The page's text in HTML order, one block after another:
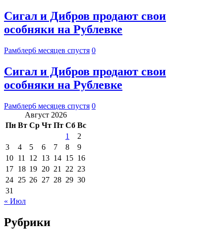
Сигал и Дибров продают свои
особняки на Рублевке
Рамблер6 месяцев спустя 0
Сигал и Дибров продают свои
особняки на Рублевке
Рамблер6 месяцев спустя 0
Август 2026
Пн Вт Ср Чт Пт Сб Вс
1
2
3
4 5 6 7 8
9
10 11 12 13 14 15 16
17 18 19 20 21 22 23
24 25 26 27 28 29 30
31
« Июл
Рубрики